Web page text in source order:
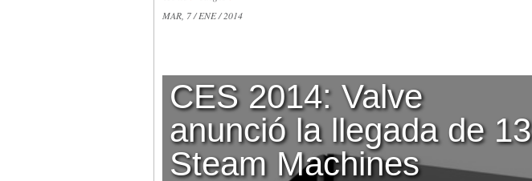
MAR, 7 / ENE / 2014
CES 2014: Valve
anunció la llegada de 13
Steam Machines